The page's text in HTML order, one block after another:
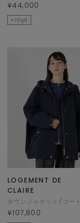
¥44,000
×10pt
LOGEMENT DE
CLAIRE
ダウンジャケット/コート
¥107,800